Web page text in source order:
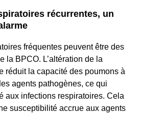
récurrentes, un
fréquentes peuvent être des
la BPCO. L’altération de la
réduit la capacité des poumons à
agents pathogènes, ce qui
aux infections respiratoires. Cela
susceptibilité accrue aux agents